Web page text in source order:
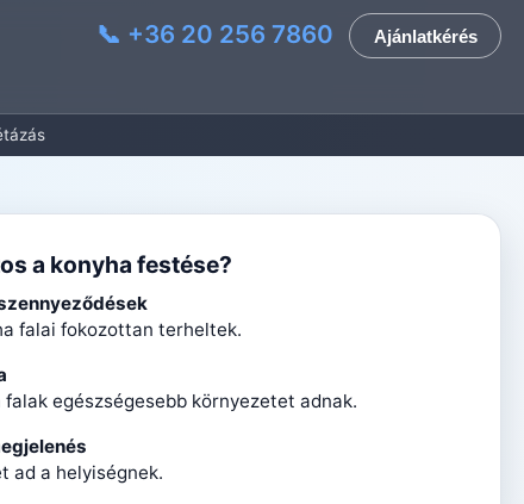
📞 +36 20 256 7860 Ajánlatkérés
a konyha festése?
falai fokozottan terheltek.
falak egészségesebb környezetet adnak.
ad a helyiségnek.